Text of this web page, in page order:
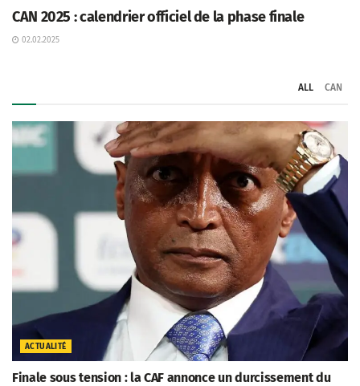
CAN 2025 : calendrier officiel de la phase finale
02.02.2025
ALL CAN
ACTUALITÉ
Finale sous tension : la CAF annonce un durcissement du